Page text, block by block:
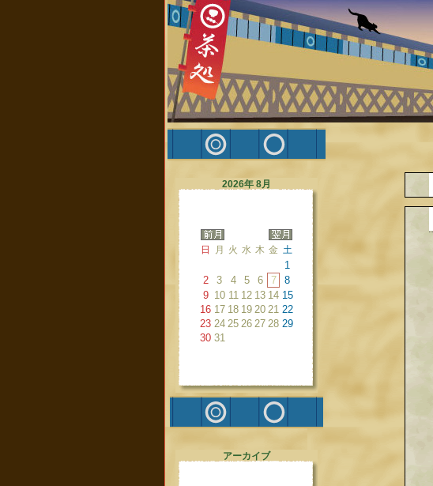
2026年 8月
日 月 火 水 木 金 土
1
2
3 4 5 6 7
8
9 10 11 12 13 14 15
16 17 18 19 20 21 22
23 24 25 26 27 28 29
30 31
アーカイブ